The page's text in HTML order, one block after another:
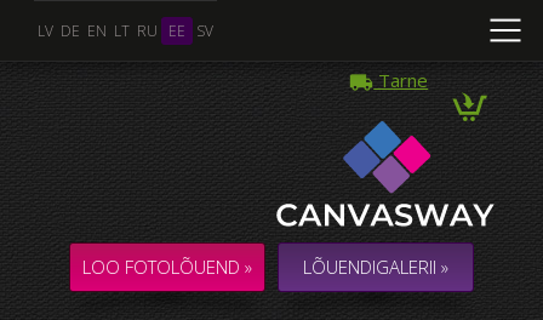
LV DE EN LT RU EE SV
Tarne
LOO FOTOLÕUEND » LÕUENDIGALERII »
Mitu Foto
KOLLAAŽ / KOMPOSITSIOON mitmest Fotost